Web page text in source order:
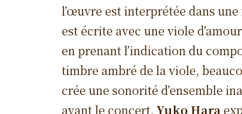
l’œuvre est interprétée dans
est écrite avec une viole
en prenant l’indication du
timbre ambré de la viole,
crée une sonorité d’ensemble
avant le concert,Yuko Hara